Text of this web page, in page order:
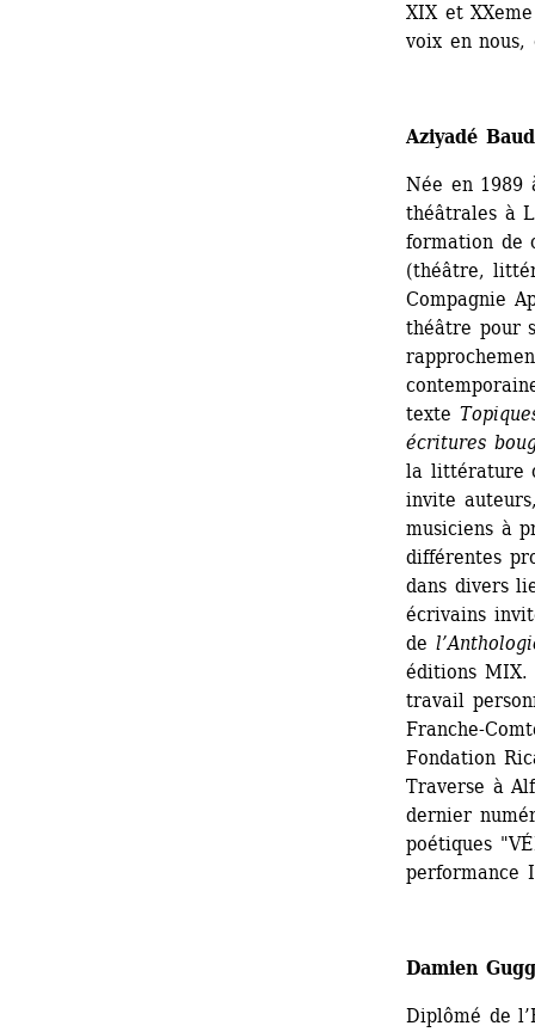
XIX et
voix en
Aziyadé
Née en 1989
théâtrales à
formation de
(théâtre,
Compagnie
théâtre pour
texte
écritures
la littérature
invite
musiciens à
différentes
dans divers
écrivains
de l’
éditions MIX.
travail
Franche-
Fondation
Traverse à
dernier
poétiques
performance
Damien
Diplômé de